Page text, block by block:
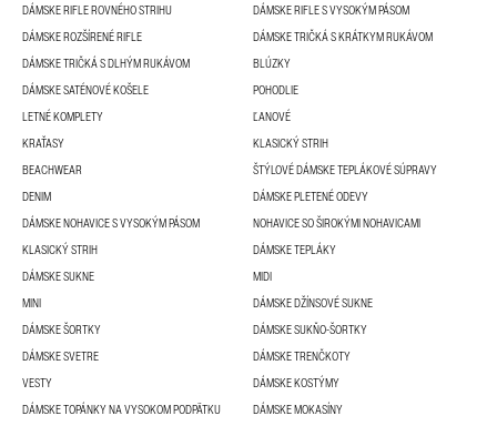
DÁMSKE RIFLE ROVNÉHO STRIHU
DÁMSKE RIFLE S VYSOKÝM PÁSOM
DÁMSKE ROZŠÍRENÉ RIFLE
DÁMSKE TRIČKÁ S KRÁTKYM RUKÁVOM
DÁMSKE TRIČKÁ S DLHÝM RUKÁVOM
BLÚZKY
DÁMSKE SATÉNOVÉ KOŠELE
POHODLIE
LETNÉ KOMPLETY
ĽANOVÉ
KRAŤASY
KLASICKÝ STRIH
BEACHWEAR
ŠTÝLOVÉ DÁMSKE TEPLÁKOVÉ SÚPRAVY
DENIM
DÁMSKE PLETENÉ ODEVY
DÁMSKE NOHAVICE S VYSOKÝM PÁSOM
NOHAVICE SO ŠIROKÝMI NOHAVICAMI
KLASICKÝ STRIH
DÁMSKE TEPLÁKY
DÁMSKE SUKNE
MIDI
MINI
DÁMSKE DŽÍNSOVÉ SUKNE
DÁMSKE ŠORTKY
DÁMSKE SUKŇO-ŠORTKY
DÁMSKE SVETRE
DÁMSKE TRENČKOTY
VESTY
DÁMSKE KOSTÝMY
DÁMSKE TOPÁNKY NA VYSOKOM PODPÄTKU
DÁMSKE MOKASÍNY